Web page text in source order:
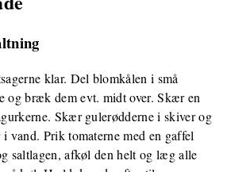
klar. Del blomkålen i små
og bræk dem evt. midt over. Skær en
Skær gulerødderne i skiver og
vand. Prik tomaterne med en gaffel
saltlagen, afkøl den helt og læg alle